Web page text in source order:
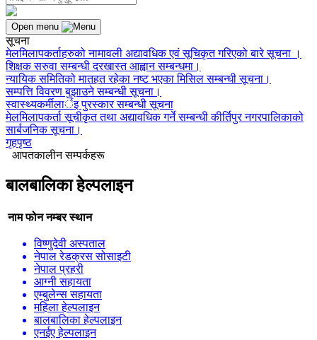
Open menu
सूचना
मेलमिलापकर्ताहरुको नामावली अद्यावधिक एवं सूचिकृत गरिएको बारे सूचना ।
शिक्षक सरुवा सम्बन्धी दरखास्त आह्वान सम्बन्धमा।
न्यायिक समितिको मातहत रहेका नष्ट भएका मिसिल सम्बन्धी सूचना।
सम्पत्ति विवरण बुझाउने सम्बन्धी सूचना।
स्वास्थ्यकर्मीलार्इ पुरस्कार सम्बन्धी सूचना
मेलमिलापकर्ता सूचीकृत तथा अद्यावधिक गर्ने सम्बन्धी कीर्तिपुर नगरपालिकाको
सार्बजनिक सूचना।
गृहपृष्ठ
आपतकालीन सम्पर्कहरू
बालबालिका हेल्पलाइन
नाम फोन नम्बर स्थान
विष्णुदेवी अस्पताल
नेपाल रेडक्रस सोसाइटी
नेपाल प्रहरी
आग्नी सहायता
एम्बुलेन्स सहायता
महिला हेल्पलाइन
बालबालिका हेल्पलाइन
एनईए हेल्पलाइन